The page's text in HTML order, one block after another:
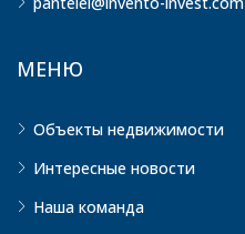
МЕНЮ
Объекты недвижимости
Интересные новости
Наша команда